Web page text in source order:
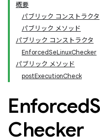
概要
パブリック コンストラクタ
パブリック メソッド
パブリック コンストラクタ
EnforcedSeLinuxChecker
パブリック メソッド
postExecutionCheck
Enforced
Checker